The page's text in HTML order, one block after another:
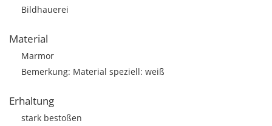
Bildhauerei
Material
Marmor
Bemerkung: Material speziell: weiß
Erhaltung
stark bestoßen